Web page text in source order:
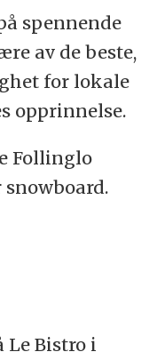
spennende
av de beste,
for lokale
opprinnelse.
Follinglo
Le Bistro i